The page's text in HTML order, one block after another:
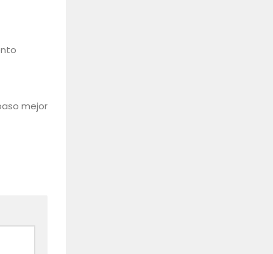
mejor